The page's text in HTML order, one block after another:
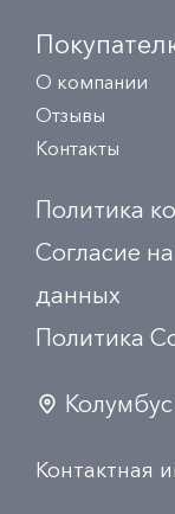
О компании
Отзывы
Контакты
Политика
Согласие
данных
Политика
Колумбус
Контактная